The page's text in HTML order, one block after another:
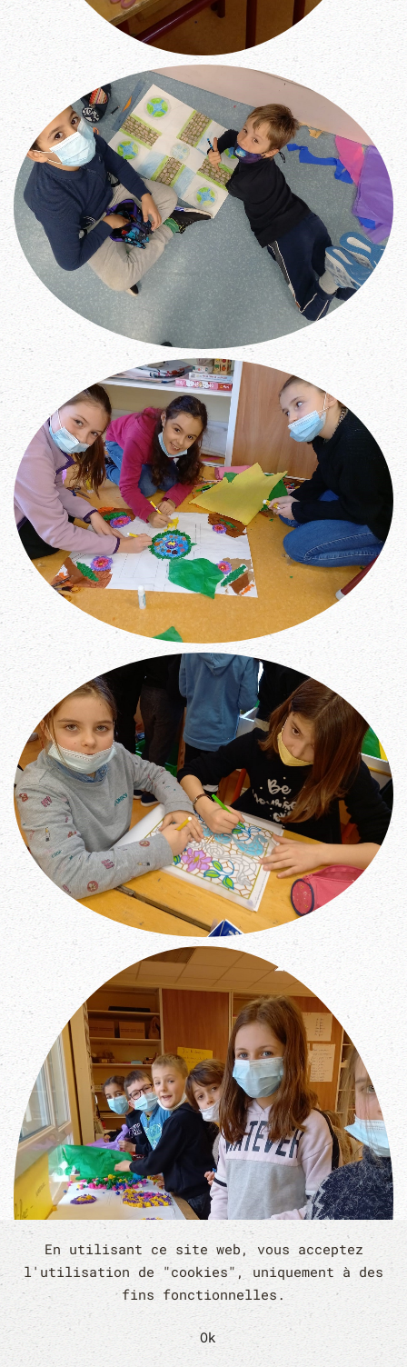
En utilisant ce site web, vous acceptez
l'utilisation de "cookies", uniquement à des
fins fonctionnelles.
Ok